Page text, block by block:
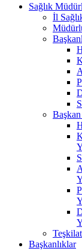
Sağlık
İl
Başkan
Teşkilat
Başkanlıklar